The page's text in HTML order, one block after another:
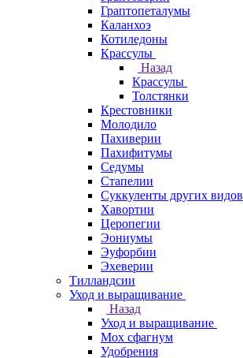
Граптопеталумы
Каланхоэ
Котиледоны
Крассулы
Назад
Крассулы
Толстянки
Крестовники
Молодило
Пахиверии
Пахифитумы
Седумы
Стапелии
Суккуленты других видов
Хавортии
Церопегии
Эониумы
Эуфорбии
Эхеверии
Тилландсии
Уход и выращивание
Назад
Уход и выращивание
Мох сфагнум
Удобрения